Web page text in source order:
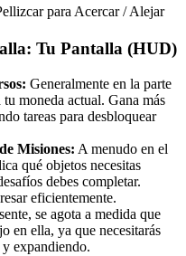
para Acercar / Alejar
Tu Pantalla (HUD)
Generalmente en la parte
moneda actual. Gana más
tareas para desbloquear
Misiones: A menudo en el
qué objetos necesitas
debes completar.
eficientemente.
se agota a medida que
en ella, ya que necesitarás
expandiendo.